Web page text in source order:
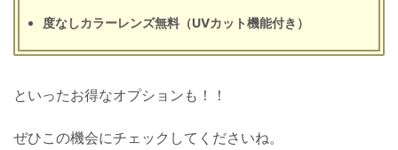
度なしカラーレンズ無料（UVカット機能付き）
といったお得なオプションも！！
ぜひこの機会にチェックしてくださいね。